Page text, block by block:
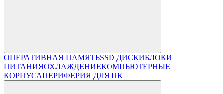
ОПЕРАТИВНАЯ ПАМЯТЬSSD ДИСКИБЛОКИ
ПИТАНИЯОХЛАЖДЕНИЕКОМПЬЮТЕРНЫЕ
КОРПУСАПЕРИФЕРИЯ ДЛЯ ПК